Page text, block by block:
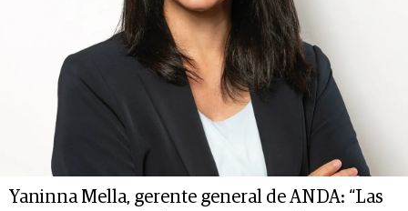
Yaninna Mella, gerente general de ANDA: “Las